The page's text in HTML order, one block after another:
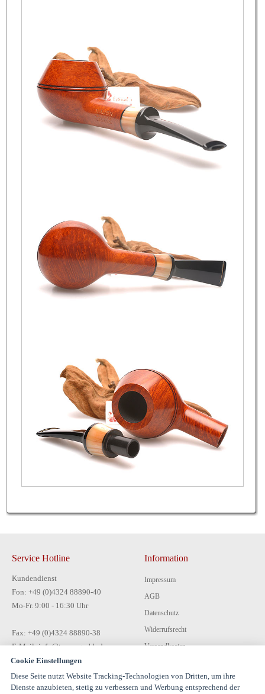
Service Hotline
Kundendienst
Fon: +49 (0)4324 88890-40
Mo-Fr. 9:00 - 16:30 Uhr
Fax: +49 (0)4324 88890-38
E-Mail: info@tecon-gmbh.de
Information
Impressum
AGB
Datenschutz
Widerrufsrecht
Versandkosten
Kontakt
Cookie Einstellungen
Diese Seite nutzt Website Tracking-Technologien von Dritten, um ihre
Dienste anzubieten, stetig zu verbessern und Werbung entsprechend der